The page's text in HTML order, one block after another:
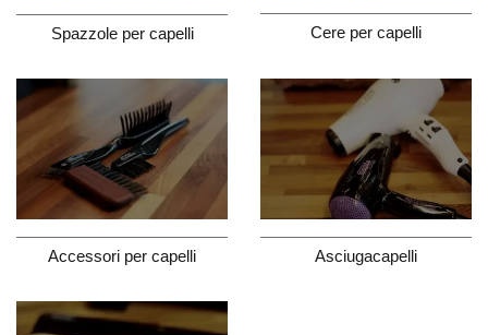
Spazzole per capelli Cere per capelli
Accessori per capelli Asciugacapelli